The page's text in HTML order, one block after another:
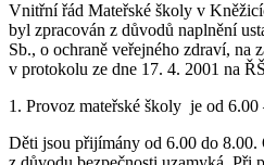
Vnitřní řád Mateřské školy v
byl zpracován z důvodů naplnění
Sb., o ochraně veřejného zdraví, na
v protokolu ze dne 17. 4. 2001 na
1. Provoz mateřské školy je od 6.00
Děti jsou přijímány od 6.00 do 8.00.